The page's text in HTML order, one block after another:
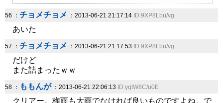
56 ： チョメチョメ ：2013-06-21 21:17:14 ID:9XP8Lbu/vg
あいた
57 ： チョメチョメ ：2013-06-21 21:17:53 ID:9XP8Lbu/vg
だけど
また詰まったｗｗ
58 ： ももんが：2013-06-21 22:06:13 ID:yqtW8C/u0E
クリアー。梅雨も大雨でなければ良いものですよね。で